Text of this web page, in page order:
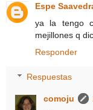
Espe
ya la tengo
mejillones q
Responder
Respuestas
comoju